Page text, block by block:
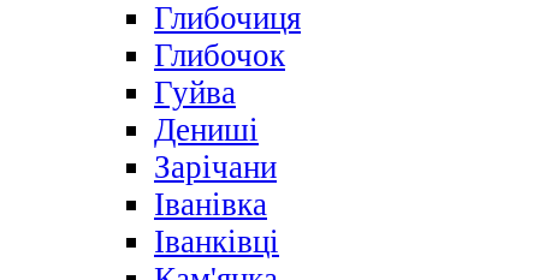
Глибочиця
Глибочок
Гуйва
Дениші
Зарічани
Іванівка
Іванківці